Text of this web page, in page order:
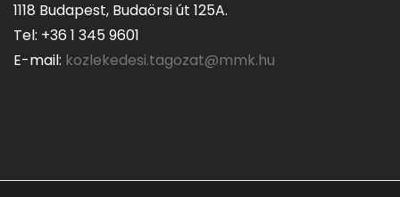
1118 Budapest, Budaörsi út 125A.
Tel: +36 1 345 9601
E-mail: kozlekedesi.tagozat@mmk.hu